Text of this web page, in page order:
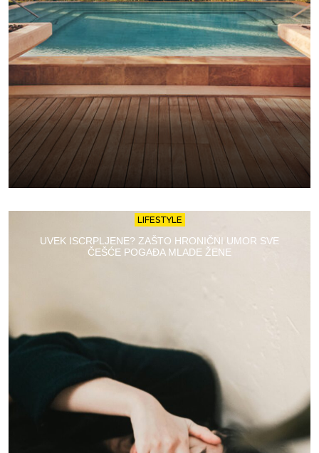
LIFESTYLE
UVEK ISCRPLJENE? ZAŠTO HRONIČNI UMOR SVE
ČEŠĆE POGAĐA MLADE ŽENE